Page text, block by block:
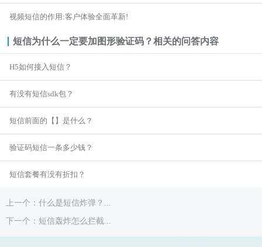
视频短信的作用:客户体验全面革新!
短信为什么一定要加图形验证码？相关的问答内容
H5如何接入短信？
有没有短信sdk包？
短信前面的【】是什么？
验证码短信一条多少钱？
短信套餐有没有折扣？
上一个：什么是短信炸弹？...
下一个：短信轰炸怎么拦截...